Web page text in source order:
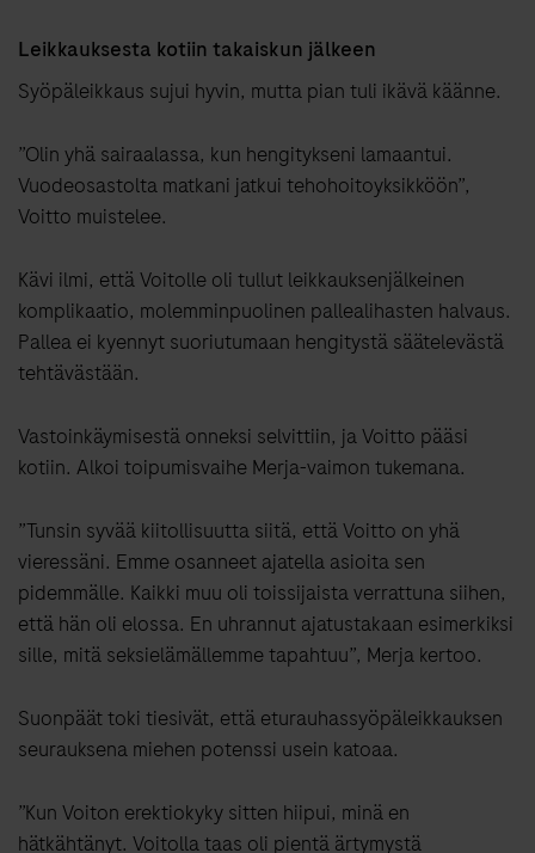
Leikkauksesta kotiin takaiskun jälkeen
Syöpäleikkaus sujui hyvin, mutta pian tuli ikävä käänne.
”Olin yhä sairaalassa, kun hengitykseni lamaantui.
Vuodeosastolta matkani jatkui tehohoitoyksikköön”,
Voitto muistelee.
Kävi ilmi, että Voitolle oli tullut leikkauksenjälkeinen
komplikaatio, molemminpuolinen pallealihasten halvaus.
Pallea ei kyennyt suoriutumaan hengitystä säätelevästä
tehtävästään.
Vastoinkäymisestä onneksi selvittiin, ja Voitto pääsi
kotiin. Alkoi toipumisvaihe Merja-vaimon tukemana.
”Tunsin syvää kiitollisuutta siitä, että Voitto on yhä
vieressäni. Emme osanneet ajatella asioita sen
pidemmälle. Kaikki muu oli toissijaista verrattuna siihen,
että hän oli elossa. En uhrannut ajatustakaan esimerkiksi
sille, mitä seksielämällemme tapahtuu”, Merja kertoo.
Suonpäät toki tiesivät, että eturauhassyöpäleikkauksen
seurauksena miehen potenssi usein katoaa.
”Kun Voiton erektiokyky sitten hiipui, minä en
hätkähtänyt. Voitolla taas oli pientä ärtymystä